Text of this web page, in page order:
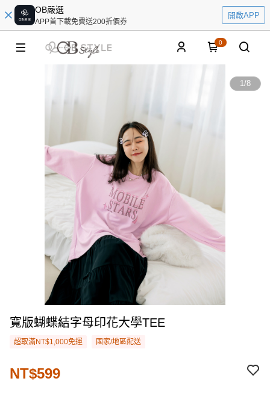
OB嚴選
APP首下載免費送200折價券
開啟APP
0
1/8
寬版蝴蝶結字母印花大學TEE
超取滿NT$1,000免運 國家/地區配送
NT$599